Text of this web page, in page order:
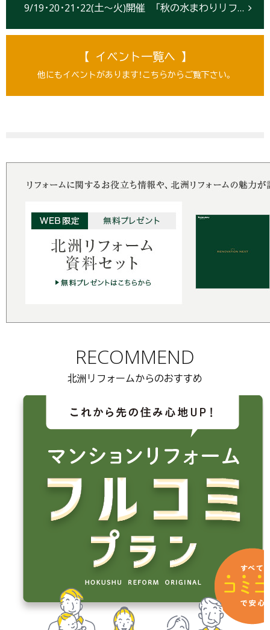
9/19･20･21･22(土～火)開催 「秋の水まわりリフォーム大ご商談会」【仙台市：２会場】
【 イベント一覧へ 】
他にもイベントがあります！こちらからご覧下さい。
RECOMMEND
北洲リフォームからのおすすめ